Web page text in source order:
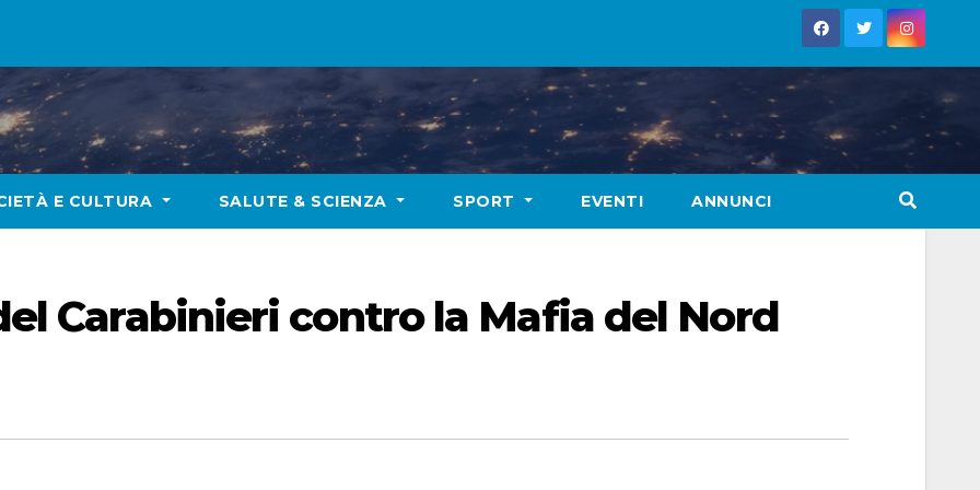
E CULTURA SALUTE & SCIENZA SPORT EVENTI ANNUNCI
Carabinieri contro la Mafia del Nord